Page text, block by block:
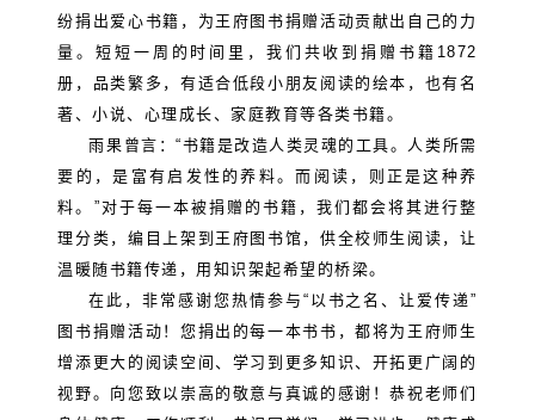
纷捐出爱心书籍，为王府图书捐赠活动贡献出自己的力
量。短短一周的时间里，我们共收到捐赠书籍1872
册，品类繁多，有适合低段小朋友阅读的绘本，也有名
著、小说、心理成长、家庭教育等各类书籍。
雨果曾言：“书籍是改造人类灵魂的工具。人类所需
要的，是富有启发性的养料。而阅读，则正是这种养
料。”对于每一本被捐赠的书籍，我们都会将其进行整
理分类，编目上架到王府图书馆，供全校师生阅读，让
温暖随书籍传递，用知识架起希望的桥梁。
在此，非常感谢您热情参与“以书之名、让爱传递”
图书捐赠活动！您捐出的每一本书书，都将为王府师生
增添更大的阅读空间、学习到更多知识、开拓更广阔的
视野。向您致以崇高的敬意与真诚的感谢！恭祝老师们